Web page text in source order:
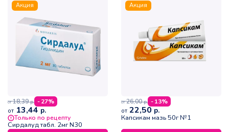
Акция
от 18,39р. - 27%
от 13,44 р.
Только по рецепту
Сирдалуд табл. 2мг N30
Акция
от 26,00р. - 13%
от 22,50 р.
Капсикам мазь 50г №1